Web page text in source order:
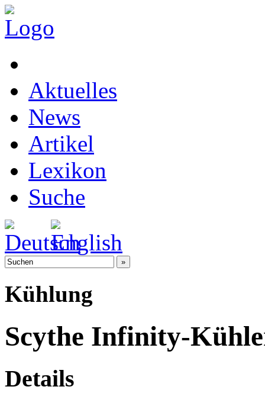
Aktuelles
News
Artikel
Lexikon
Suche
Kühlung
Scythe Infinity-
Details